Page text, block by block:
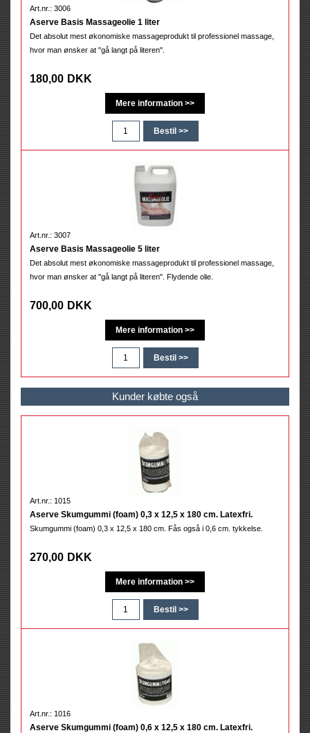
Art.nr.: 3006
Aserve Basis Massageolie 1 liter
Det absolut mest økonomiske massageprodukt til professionel massage,
hvor man ønsker at "gå langt på literen".
180,00 DKK
Art.nr.: 3007
Aserve Basis Massageolie 5 liter
Det absolut mest økonomiske massageprodukt til professionel massage,
hvor man ønsker at "gå langt på literen". Flydende olie.
700,00 DKK
Kunder købte også
Art.nr.: 1015
Aserve Skumgummi (foam) 0,3 x 12,5 x 180 cm. Latexfri.
Skumgummi (foam) 0,3 x 12,5 x 180 cm. Fås også i 0,6 cm. tykkelse.
270,00 DKK
Art.nr.: 1016
Aserve Skumgummi (foam) 0,6 x 12,5 x 180 cm. Latexfri.